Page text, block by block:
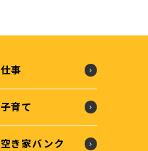
仕事
子育て
空き家バンク